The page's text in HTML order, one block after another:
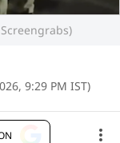
Screengrabs)
9:29 PM IST)